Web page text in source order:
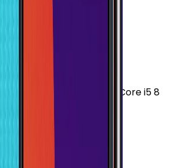
(13-inch, 2020) 1.1 GHz Core i5 8